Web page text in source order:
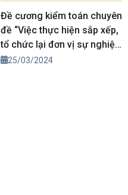
Đề cương kiểm toán chuyên
đề “Việc thực hiện sắp xếp,
tổ chức lại đơn vị sự nghiệp
công lập theo Nghị quyết
25/03/2024